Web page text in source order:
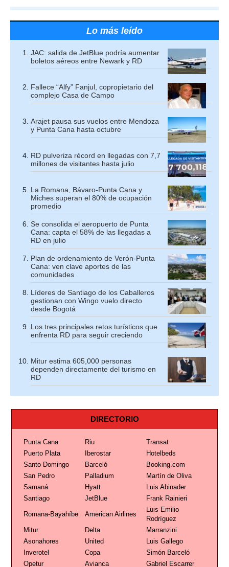
Lo más leído
JAC: salida de JetBlue podría aumentar
boletos aéreos entre Newark y RD
Fallece “Alfy” Fanjul, copropietario del
complejo Casa de Campo
Arajet pausa sus vuelos entre Mendoza
y Punta Cana hasta octubre
RD pulveriza récord en llegadas con 7,7
millones de visitantes hasta julio
La Romana, Bávaro-Punta Cana y
Miches superan el 80% de ocupación
promedio
Se consolida el aeropuerto de Punta
Cana: capta el 58% de las llegadas a
RD en julio
Plan de ordenamiento de Verón-Punta
Cana: ven clave aportes de las
comunidades
Líderes de Santiago de los Caballeros
gestionan con Wingo vuelo directo
desde Bogotá
Los tres principales retos turísticos que
enfrenta RD para seguir creciendo
Mitur estima 605,000 personas
dependen directamente del turismo en
RD
DIRECTORIO
Punta Cana Riu
Transat
Puerto Plata
Iberostar
Hotelbeds
Santo Domingo
Barceló
Booking.com
San Pedro
Palladium
Martín de Oliva
Samaná
Hyatt
Luis Abinader
Santiago
JetBlue Frank Rainieri
Romana-Bayahíbe American Airlines
Luis Emilio
Rodríguez
Mitur
Delta
Marranzini
Asonahores
United
Luis Gallego
Inverotel
Copa
Simón Barceló
Opetur
Avianca Gabriel Escarrer